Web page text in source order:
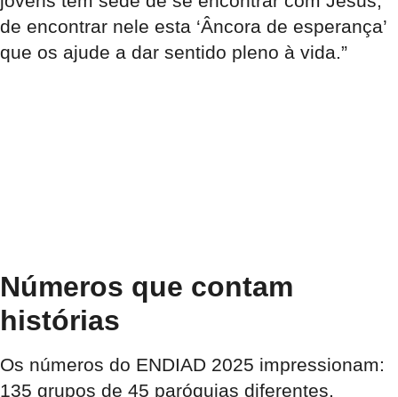
de encontrar nele esta ‘Âncora de esperança’
que os ajude a dar sentido pleno à vida.”
Números que contam
histórias
Os números do ENDIAD 2025 impressionam:
135 grupos de 45 paróquias diferentes,